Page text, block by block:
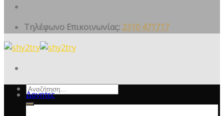
Τηλέφωνο Επικοινωνίας: 2310 471717
Αναζήτηση
για:
Δονητες